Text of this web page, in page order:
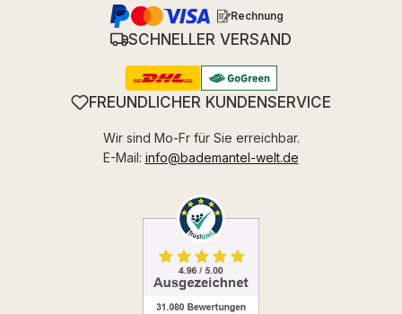
Rechnung
SCHNELLER VERSAND
FREUNDLICHER KUNDENSERVICE
Wir sind Mo-Fr für Sie erreichbar.
E-Mail: info@bademantel-welt.de